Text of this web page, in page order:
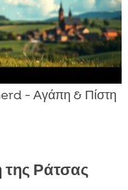
- Αγάπη & Πίστη
της Ράτσας